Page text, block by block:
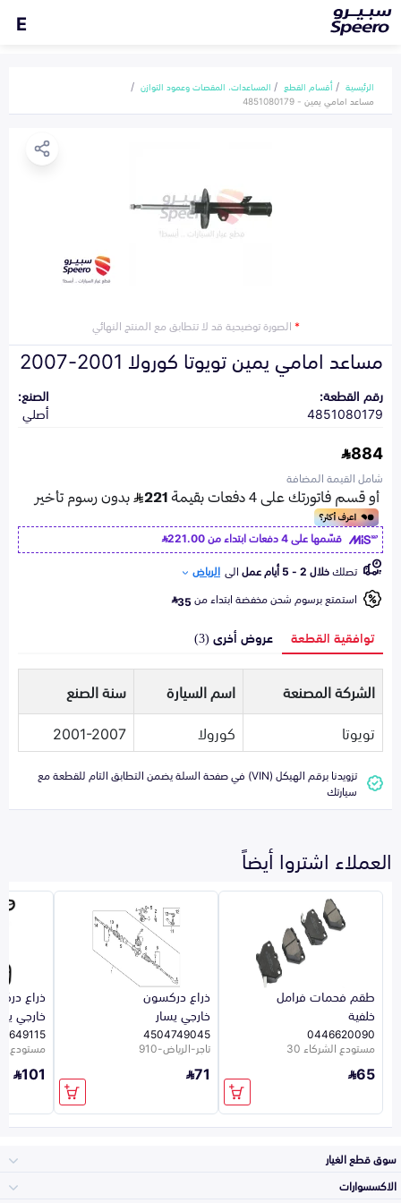
E
الرئيسية أقسام القطع
المساعدات، المقصات وعمود التوازن
مساعد امامي يمين - 4851080179
*الصورة توضيحية قد لا تتطابق مع المنتج النهائي
مساعد امامي يمين تويوتا كورولا 2001-2007
رقم القطعة:
4851080179
الصنع:
أصلي
884
شامل القيمة المضافة
قسّمها على 4 دفعات ابتداء من
221.00
تصلكخلال 2 - 5 أيام عمل الى الرياض
استمتع برسوم شحن مخفضة ابتداء من35
توافقية القطعة عروض أخرى (3)
الشركة المصنعة اسم السيارة
سنة الصنع
تويوتا
كورولا 2001-2007
تزويدنا برقم الهيكل (VIN) في صفحة السلة يضمن التطابق التام للقطعة مع
سيارتك
العملاء اشتروا أيضاً
طقم فحمات فرامل
خلفية
0446620090
مستودع الشركاء 30
65
ذراع دركسون
خارجي يسار
4504749045
تاجر-الرياض-910
71
ذراع
خارجي
مستودع
101
سوق قطع الغيار
الاكسسوارات